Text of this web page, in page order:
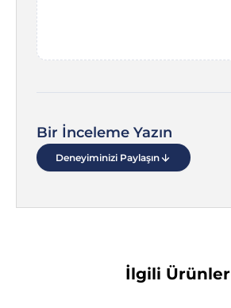
Bir İnceleme Yazın
Deneyiminizi Paylaşın
İlgili Ürünler